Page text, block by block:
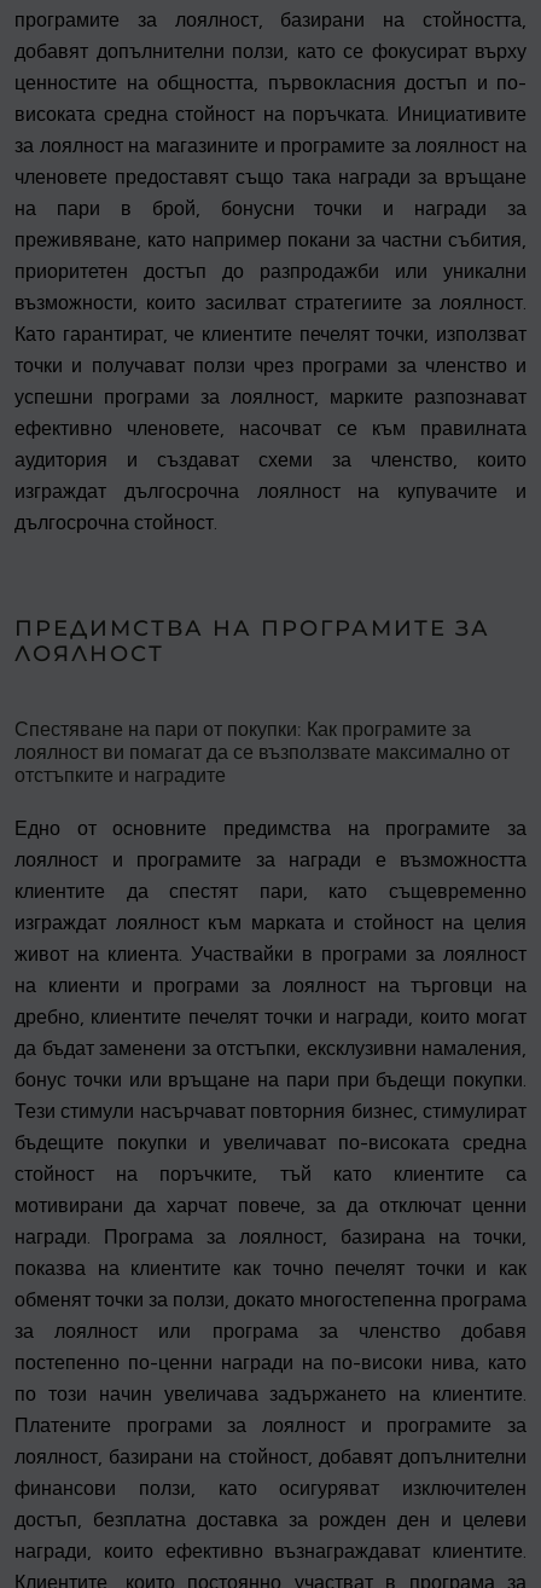
програмите за лоялност, базирани на стойността,
добавят допълнителни ползи, като се фокусират върху
ценностите на общността, първокласния достъп и по-
високата средна стойност на поръчката. Инициативите
за лоялност на магазините и програмите за лоялност на
членовете предоставят също така награди за връщане
на пари в брой, бонусни точки и награди за
преживяване, като например покани за частни събития,
приоритетен достъп до разпродажби или уникални
възможности, които засилват стратегиите за лоялност.
Като гарантират, че клиентите печелят точки, използват
точки и получават ползи чрез програми за членство и
успешни програми за лоялност, марките разпознават
ефективно членовете, насочват се към правилната
аудитория и създават схеми за членство, които
изграждат дългосрочна лоялност на купувачите и
дългосрочна стойност.
ПРЕДИМСТВА НА ПРОГРАМИТЕ ЗА
ЛОЯЛНОСТ
Спестяване на пари от покупки: Как програмите за
лоялност ви помагат да се възползвате максимално от
отстъпките и наградите
Едно от основните предимства на програмите за
лоялност и програмите за награди е възможността
клиентите да спестят пари, като същевременно
изграждат лоялност към марката и стойност на целия
живот на клиента. Участвайки в програми за лоялност
на клиенти и програми за лоялност на търговци на
дребно, клиентите печелят точки и награди, които могат
да бъдат заменени за отстъпки, ексклузивни намаления,
бонус точки или връщане на пари при бъдещи покупки.
Тези стимули насърчават повторния бизнес, стимулират
бъдещите покупки и увеличават по-високата средна
стойност на поръчките, тъй като клиентите са
мотивирани да харчат повече, за да отключат ценни
награди. Програма за лоялност, базирана на точки,
показва на клиентите как точно печелят точки и как
обменят точки за ползи, докато многостепенна програма
за лоялност или програма за членство добавя
постепенно по-ценни награди на по-високи нива, като
по този начин увеличава задържането на клиентите.
Платените програми за лоялност и програмите за
лоялност, базирани на стойност, добавят допълнителни
финансови ползи, като осигуряват изключителен
достъп, безплатна доставка за рожден ден и целеви
награди, които ефективно възнаграждават клиентите.
Клиентите, които постоянно участват в програма за